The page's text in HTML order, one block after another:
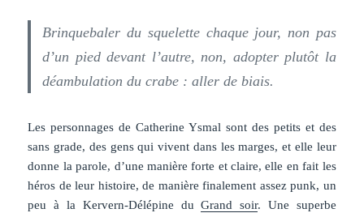
Brinquebaler du squelette chaque jour, non pas
d’un pied devant l’autre, non, adopter plutôt la
déambulation du crabe : aller de biais.
Les personnages de Catherine Ysmal sont des petits et des
sans grade, des gens qui vivent dans les marges, et elle leur
donne la parole, d’une manière forte et claire, elle en fait les
héros de leur histoire, de manière finalement assez punk, un
peu à la Kervern-Délépine duGrand soir. Une superbe